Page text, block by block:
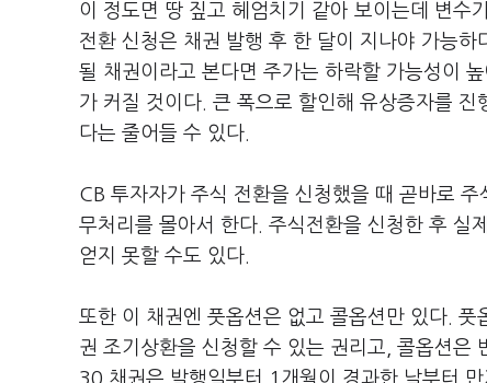
이 정도면 땅 짚고 헤엄치기 같아 보이는데 변수
전환 신청은 채권 발행 후 한 달이 지나야 가능
될 채권이라고 본다면 주가는 하락할 가능성이
가 커질 것이다. 큰 폭으로 할인해 유상증자를
다는 줄어들 수 있다.
CB 투자자가 주식 전환을 신청했을 때 곧바로
무처리를 몰아서 한다. 주식전환을 신청한 후 실
얻지 못할 수도 있다.
또한 이 채권엔 풋옵션은 없고 콜옵션만 있다.
권 조기상환을 신청할 수 있는 권리고, 콜옵션은
30 채권은 발행일부터 1개월이 경과한 날부터